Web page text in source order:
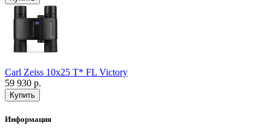
Carl Zeiss 10x25 T* FL Victory
59 930 р.
Информация